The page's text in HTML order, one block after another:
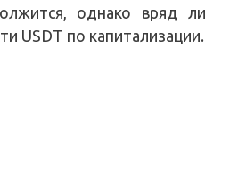
однако вряд ли
USDT по капитализации.